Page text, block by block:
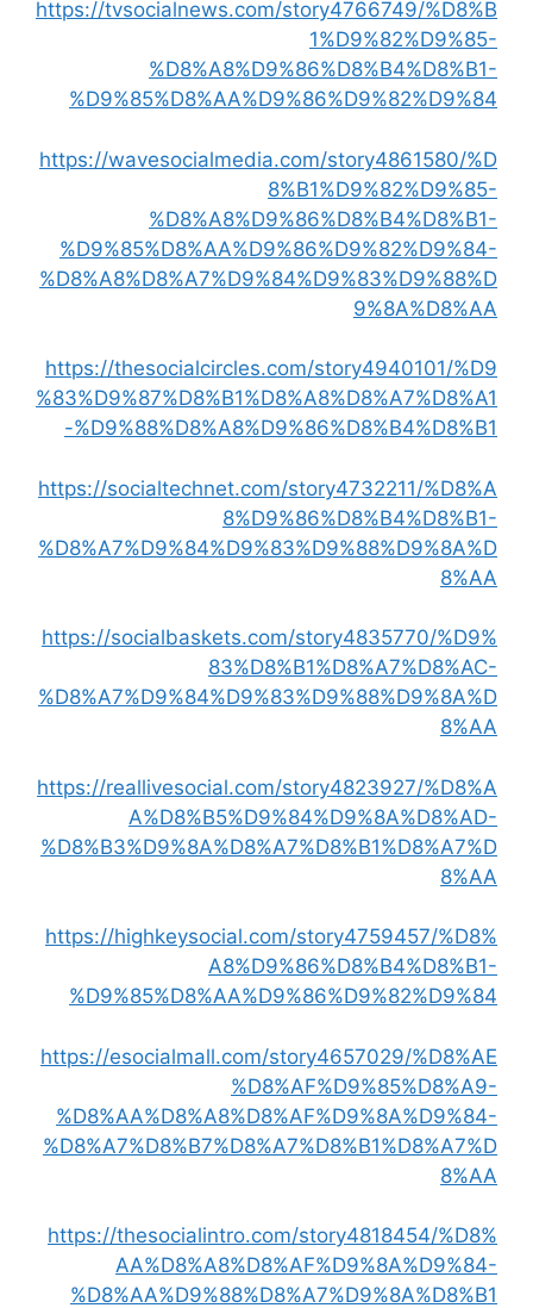
https://tvsocialnews.com/story4766749/%D8%B
1%D9%82%D9%85-
%D8%A8%D9%86%D8%B4%D8%B1-
%D9%85%D8%AA%D9%86%D9%82%D9%84
https://wavesocialmedia.com/story4861580/%D
8%B1%D9%82%D9%85-
%D8%A8%D9%86%D8%B4%D8%B1-
%D9%85%D8%AA%D9%86%D9%82%D9%84-
%D8%A8%D8%A7%D9%84%D9%83%D9%88%D
9%8A%D8%AA
https://thesocialcircles.com/story4940101/%D9
%83%D9%87%D8%B1%D8%A8%D8%A7%D8%A1
-%D9%88%D8%A8%D9%86%D8%B4%D8%B1
https://socialtechnet.com/story4732211/%D8%A
8%D9%86%D8%B4%D8%B1-
%D8%A7%D9%84%D9%83%D9%88%D9%8A%D
8%AA
https://socialbaskets.com/story4835770/%D9%
83%D8%B1%D8%A7%D8%AC-
%D8%A7%D9%84%D9%83%D9%88%D9%8A%D
8%AA
https://reallivesocial.com/story4823927/%D8%A
A%D8%B5%D9%84%D9%8A%D8%AD-
%D8%B3%D9%8A%D8%A7%D8%B1%D8%A7%D
8%AA
https://highkeysocial.com/story4759457/%D8%
A8%D9%86%D8%B4%D8%B1-
%D9%85%D8%AA%D9%86%D9%82%D9%84
https://esocialmall.com/story4657029/%D8%AE
%D8%AF%D9%85%D8%A9-
%D8%AA%D8%A8%D8%AF%D9%8A%D9%84-
%D8%A7%D8%B7%D8%A7%D8%B1%D8%A7%D
8%AA
https://thesocialintro.com/story4818454/%D8%
AA%D8%A8%D8%AF%D9%8A%D9%84-
%D8%AA%D9%88%D8%A7%D9%8A%D8%B1